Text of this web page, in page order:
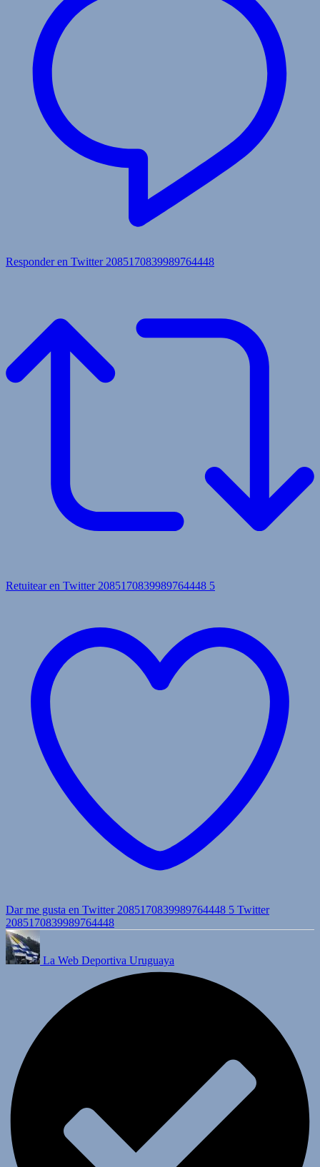
Responder en Twitter 2085170839989764448
Retuitear en Twitter 2085170839989764448 5
Dar me gusta en Twitter 2085170839989764448 5 Twitter
2085170839989764448
La Web Deportiva Uruguaya